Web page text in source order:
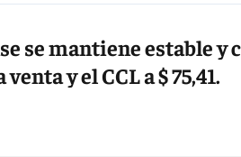
se mantiene estable y
y el CCL a $ 75,41.